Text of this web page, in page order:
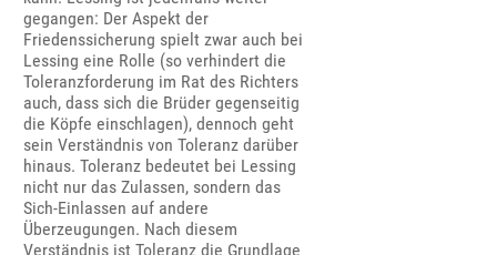
gegangen: Der Aspekt der
Friedenssicherung spielt zwar auch bei
Lessing eine Rolle (so verhindert die
Toleranzforderung im Rat des Richters
auch, dass sich die Brüder gegenseitig
die Köpfe einschlagen), dennoch geht
sein Verständnis von Toleranz darüber
hinaus. Toleranz bedeutet bei Lessing
nicht nur das Zulassen, sondern das
Sich-Einlassen auf andere
Überzeugungen. Nach diesem
Verständnis ist Toleranz die Grundlage